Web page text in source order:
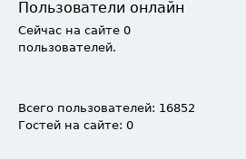
Пользователи онлайн
Сейчас на сайте 0
пользователей.
Всего пользователей: 16852
Гостей на сайте: 0